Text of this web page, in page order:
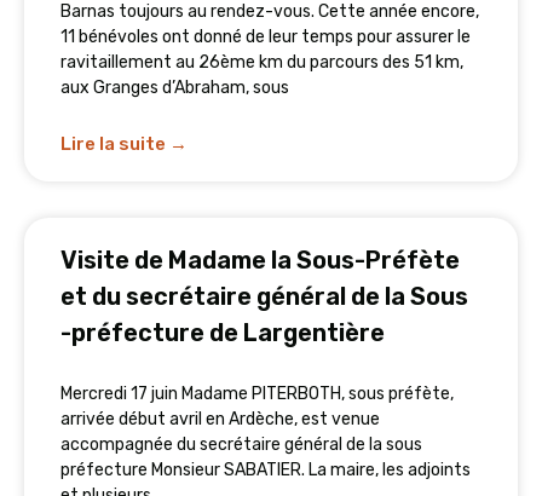
Barnas toujours au rendez-vous. Cette année encore,
11 bénévoles ont donné de leur temps pour assurer le
ravitaillement au 26ème km du parcours des 51 km,
aux Granges d’Abraham, sous
Lire la suite →
Visite de Madame la Sous-Préfète
et du secrétaire général de la Sous
-préfecture de Largentière
Mercredi 17 juin Madame PITERBOTH, sous préfète,
arrivée début avril en Ardèche, est venue
accompagnée du secrétaire général de la sous
préfecture Monsieur SABATIER. La maire, les adjoints